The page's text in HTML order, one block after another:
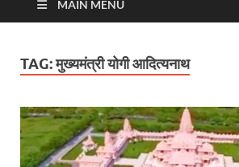
MAIN MENU
TAG:मुख्यमंत्री योगी आदित्यनाथ